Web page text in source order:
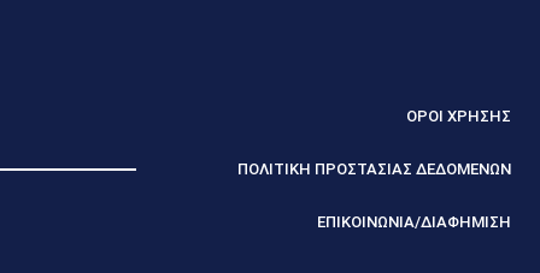
ΟΡΟΙ ΧΡΗΣΗΣ
ΠΟΛΙΤΙΚΗ ΠΡΟΣΤΑΣΙΑΣ ΔΕΔΟΜΕΝΩΝ
ΕΠΙΚΟΙΝΩΝΙΑ/ΔΙΑΦΗΜΙΣΗ